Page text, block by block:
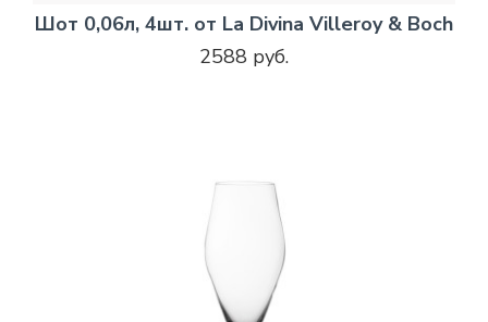
Шот 0,06л, 4шт. от La Divina Villeroy & Boch
2588 руб.